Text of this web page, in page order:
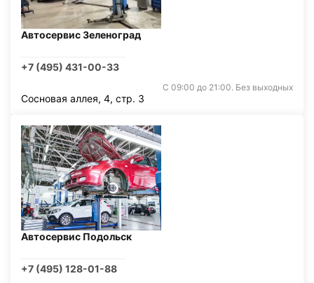
Автосервис Зеленоград
+7 (495) 431-00-33
С 09:00 до 21:00. Без выходных
Сосновая аллея, 4, стр. 3
Автосервис Подольск
+7 (495) 128-01-88